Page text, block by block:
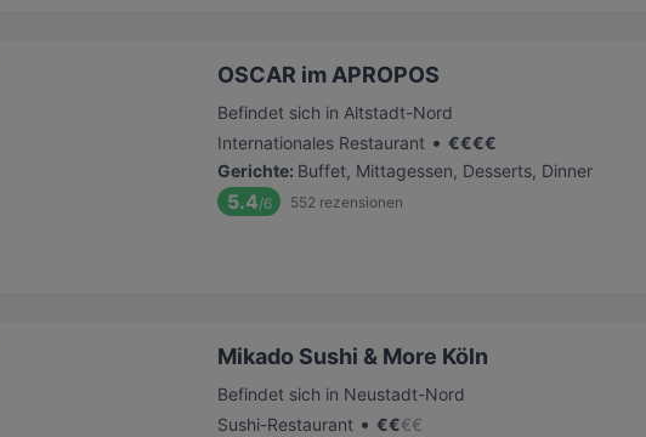
OSCAR im APROPOS
Befindet sich in Altstadt-Nord
Internationales Restaurant • €€€€
Gerichte: Buffet, Mittagessen, Desserts, Dinner
5.4/6 552 rezensionen
Mikado Sushi & More Köln
Befindet sich in Neustadt-Nord
Sushi-Restaurant • €€€€